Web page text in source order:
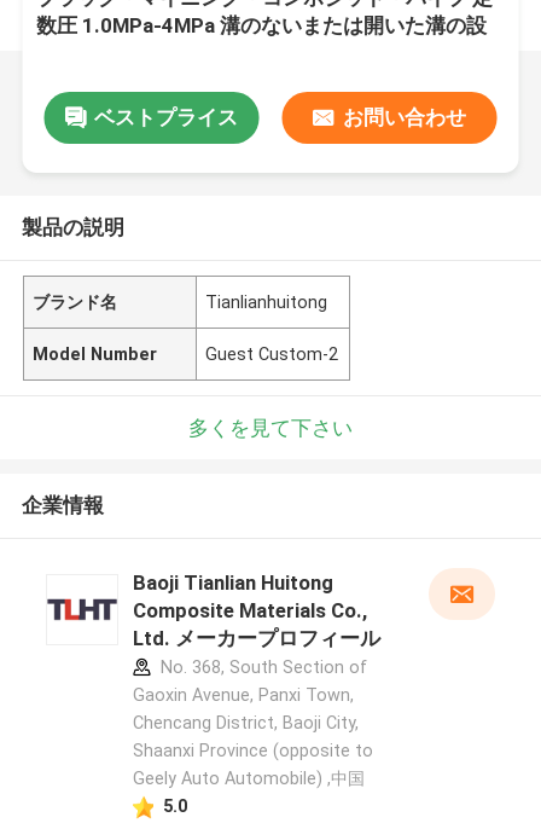
数圧 1.0MPa-4MPa 溝のないまたは開いた溝の設
ベストプライス お問い合わせ
製品の説明
ブランド名 Tianlianhuitong
Model Number Guest Custom-2
多くを見て下さい
企業情報
Baoji Tianlian Huitong
Composite Materials Co.,
Ltd. メーカープロフィール
No. 368, South Section of
Gaoxin Avenue, Panxi Town,
Chencang District, Baoji City,
Shaanxi Province (opposite to
Geely Auto Automobile) ,中国
5.0